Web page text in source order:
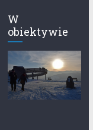
W
obiektywie